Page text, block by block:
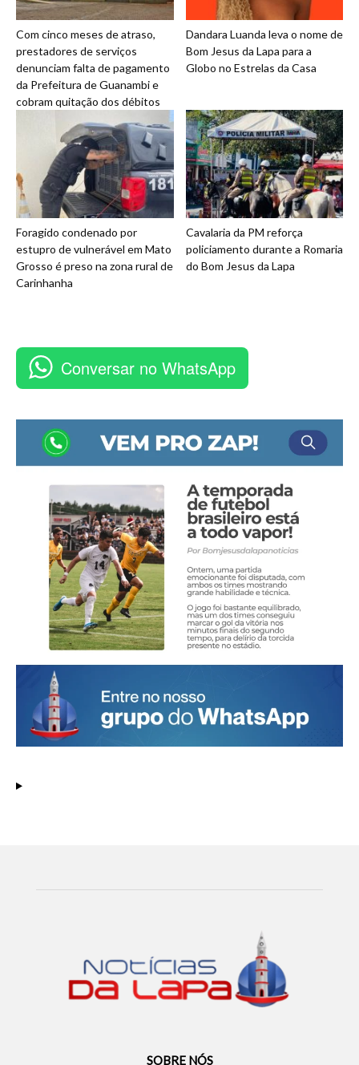
Com cinco meses de atraso,
prestadores de serviços
denunciam falta de pagamento
da Prefeitura de Guanambi e
cobram quitação dos débitos
Dandara Luanda leva o nome de
Bom Jesus da Lapa para a
Globo no Estrelas da Casa
Foragido condenado por
estupro de vulnerável em Mato
Grosso é preso na zona rural de
Carinhanha
Cavalaria da PM reforça
policiamento durante a Romaria
do Bom Jesus da Lapa
Conversar no WhatsApp
SOBRE NÓS